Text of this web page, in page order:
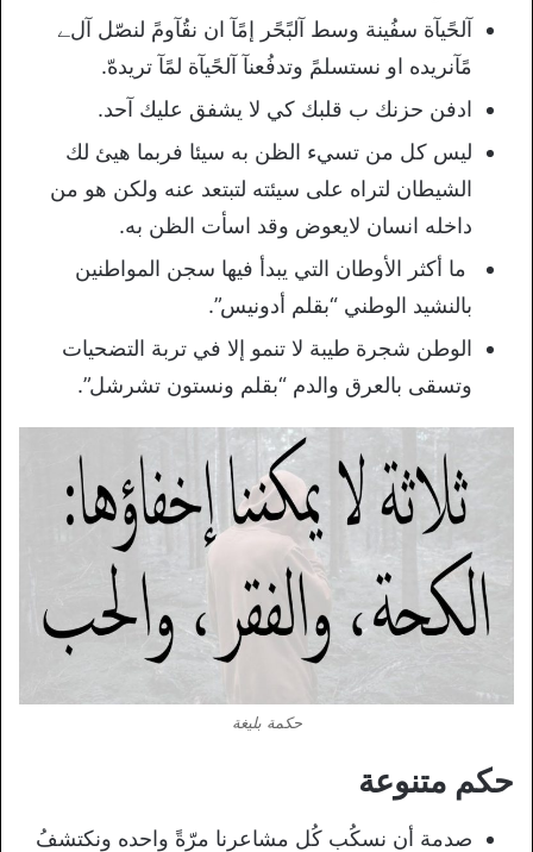
آلحًيآة سفُينة وسط آلبًحًر إمًآ ان نقُآومً لنصّل آلﮯ
مًآنريده او نستسلمً وتدفُعنآ آلحًيآة لمًآ تريدهّ.
ادفن حزنك ب قلبك كي لا يشفق عليك آحد.
ليس كل من تسيء الظن به سيئا فربما هيئ لك
الشيطان لتراه على سيئته لتبتعد عنه ولكن هو من
داخله انسان لايعوض وقد اسأت الظن به.
ما أكثر الأوطان التي يبدأ فيها سجن المواطنين
بالنشيد الوطني “بقلم أدونيس”.
الوطن شجرة طيبة لا تنمو إلا في تربة التضحيات
وتسقى بالعرق والدم “بقلم ونستون تشرشل”.
حكمة بليغة
حكم متنوعة
صدمة أن نسكُب كُل مشاعرنا مرّةً واحده ونكتشفُ